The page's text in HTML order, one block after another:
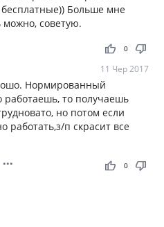
Больше мне
можно, советую.
thumb_up thumb_down
0
11 Чер 2017
Нормированный
работаешь, то получаешь
но потом если
работать,з/п скрасит все
••• thumb_up thumb_down
0